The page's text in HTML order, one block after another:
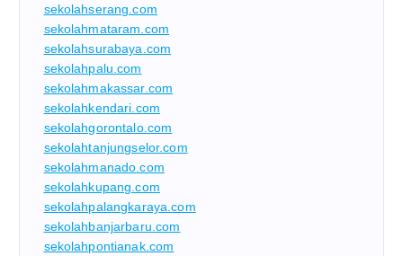
sekolahserang.com
sekolahmataram.com
sekolahsurabaya.com
sekolahpalu.com
sekolahmakassar.com
sekolahkendari.com
sekolahgorontalo.com
sekolahtanjungselor.com
sekolahmanado.com
sekolahkupang.com
sekolahpalangkaraya.com
sekolahbanjarbaru.com
sekolahpontianak.com